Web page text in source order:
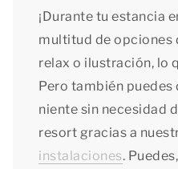
¡Durante tu estancia
multitud de opciones
relax o ilustración, lo
Pero también
niente sin necesidad
resort gracias a
instalaciones.